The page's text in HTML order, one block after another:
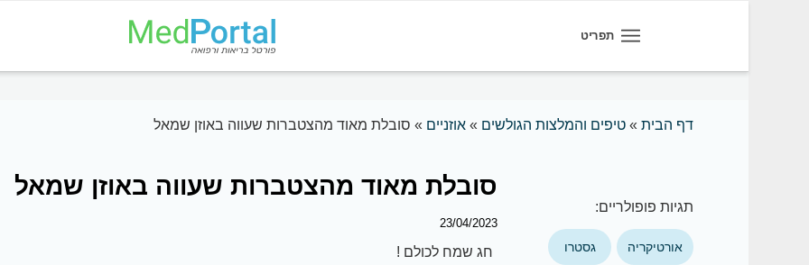
תפריט
דף הבית» טיפים והמלצות הגולשים » אוזניים » סובלת מאוד מהצטברות שעווה באוזן שמאל
תגיות פופולריים:
אורטיקריה גסטרו
סובלת מאוד מהצטברות שעווה באוזן שמאל
23/04/2023
חג שמח לכולם !